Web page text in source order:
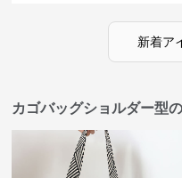
新着ア
カゴバッグショルダー型